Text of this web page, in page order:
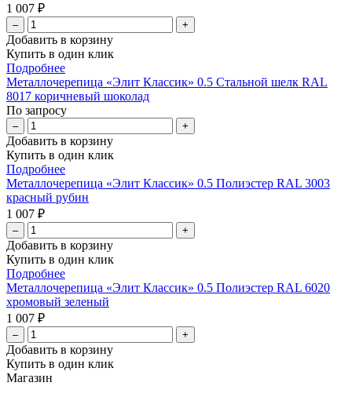
1 007 ₽
– +
Добавить в корзину
Купить в один клик
Подробнее
Металлочерепица «Элит Классик» 0.5 Стальной шелк RAL
8017 коричневый шоколад
По запросу
– +
Добавить в корзину
Купить в один клик
Подробнее
Металлочерепица «Элит Классик» 0.5 Полиэстер RAL 3003
красный рубин
1 007 ₽
– +
Добавить в корзину
Купить в один клик
Подробнее
Металлочерепица «Элит Классик» 0.5 Полиэстер RAL 6020
хромовый зеленый
1 007 ₽
– +
Добавить в корзину
Купить в один клик
Магазин